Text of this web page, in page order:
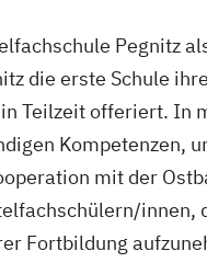
Pegnitz
die erste Schule
Teilzeit offeriert. In
Kompetenzen,
mit der
innen,
Fortbildung